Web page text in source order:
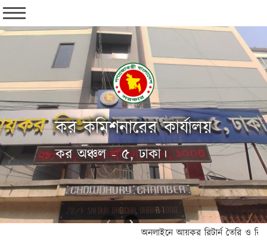
কর কমিশনারের কার্যালয়
কর অঞ্চল - ৫, ঢাকা।
অনলাইনে আয়কর রিটার্ন তৈরি ও